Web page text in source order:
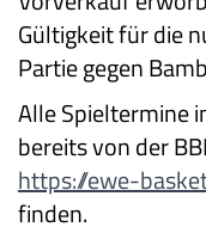
Gültigkeit für die
Partie gegen
Alle Spieltermine
bereits von der
https://ewe-
finden.